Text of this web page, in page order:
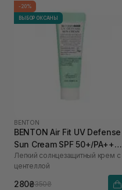
-20%
ВЫБОР ОКСАНЫ
BENTON
BENTON Air Fit UV Defense
Sun Cream SPF 50+/PA++++
12 мл
Легкий солнцезащитный крем с
центеллой
280₴350₴